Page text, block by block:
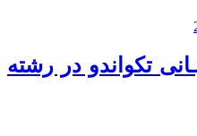
تکواندو در رشته